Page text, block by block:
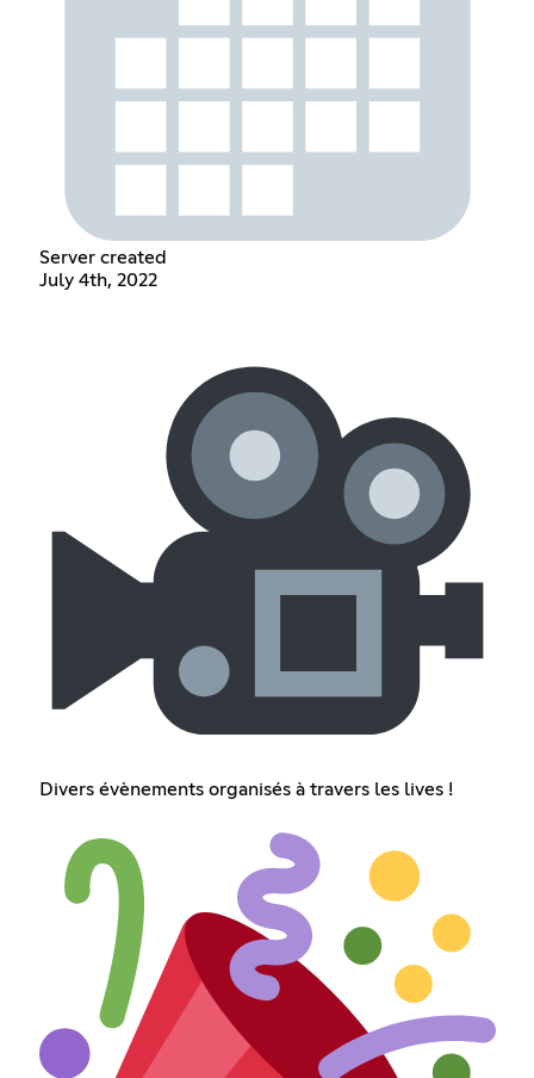
Server created
July 4th, 2022
Divers évènements organisés à travers les lives !